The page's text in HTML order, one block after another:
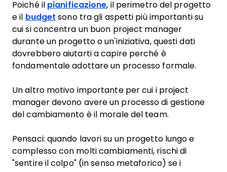
Poiché il pianificazione, il perimetro del progetto
e il
budget sono tra gli aspetti più importanti su
cui si concentra un buon project manager
durante un progetto o un'iniziativa, questi dati
dovrebbero aiutarti a capire perché è
fondamentale adottare un processo formale.
Un altro motivo importante per cui i project
manager devono avere un processo di gestione
del cambiamento è il morale del team.
Pensaci: quando lavori su un progetto lungo e
complesso con molti cambiamenti, rischi di
"sentire il colpo" (in senso metaforico) se i